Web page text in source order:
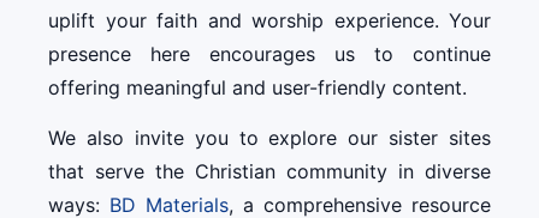
uplift your faith and worship experience. Your
presence here encourages us to continue
offering meaningful and user-friendly content.
We also invite you to explore our sister sites
that serve the Christian community in diverse
ways: BD Materials, a comprehensive resource